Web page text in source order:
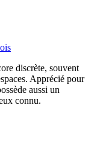
discrète, souvent
Apprécié pour
aussi un
connu.